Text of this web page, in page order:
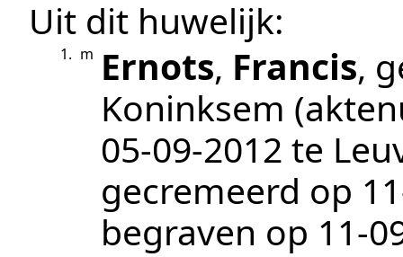
Uit dit huwelijk:
1. m Ernots, Francis,
Koninksem
05‑09‑2012 te
gecremeerd op
begraven op